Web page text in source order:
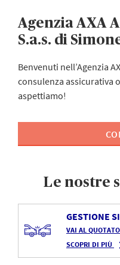
Agenzia AXA
S.a.s. di
Benvenuti nell’Agenzia
consulenza assicurativa
aspettiamo!
Le nostre
GESTIONE
VAI AL
SCOPRI DI PIÙ